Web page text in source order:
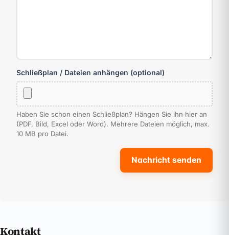
Schließplan / Dateien anhängen (optional)
Haben Sie schon einen Schließplan? Hängen Sie ihn hier an
(PDF, Bild, Excel oder Word). Mehrere Dateien möglich, max.
10 MB pro Datei.
Nachricht senden
Kontakt